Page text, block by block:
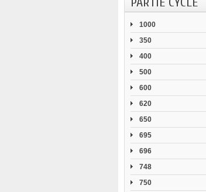
1000
350
400
500
600
620
650
695
696
748
750